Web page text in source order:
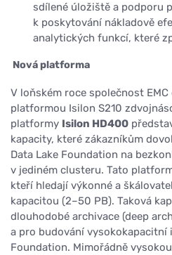
sdílené úložiště a podporu
k poskytování nákladově
analytických funkcí, které
Nová platforma
V loňském roce společnost
platformou Isilon S210
platformy Isilon HD400
kapacity, které zákazníkům
Data Lake Foundation na
v jediném clusteru. Tato
kteří hledají výkonné a
kapacitou (2–50 PB). Taková
dlouhodobé archivace (deep
a pro budování
Foundation. Mimořádně